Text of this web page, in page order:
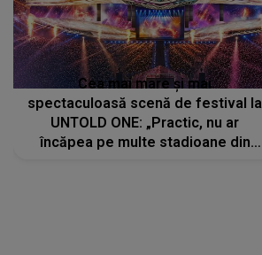
Cea mai mare și mai
spectaculoasă scenă de festival la
UNTOLD ONE: „Practic, nu ar
încăpea pe multe stadioane din